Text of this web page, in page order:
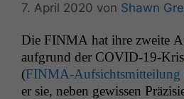
7. April 2020 von Shawn
Die FINMA hat ihre zweite
auf­grund der COVID-19-
(FIN­MA-Auf­sichtsmit­teilung
er sie, neben gewis­sen